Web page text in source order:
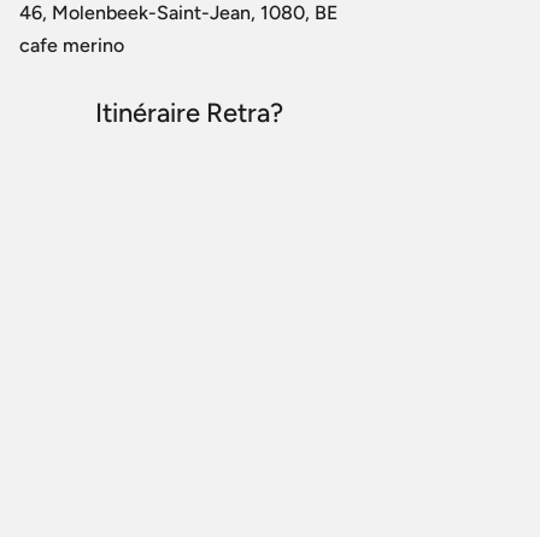
46, Molenbeek-Saint-Jean, 1080, BE
cafe merino
Itinéraire Retra?